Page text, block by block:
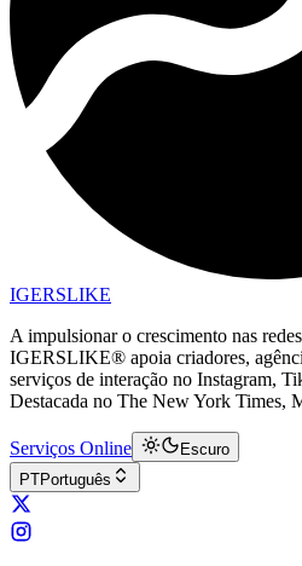
IGERSLIKE
A impulsionar o crescimento nas
IGERSLIKE® apoia criadores,
serviços de interação no Instagram,
Destacada no The New York Times,
Serviços Online
Escuro
PTPortuguês